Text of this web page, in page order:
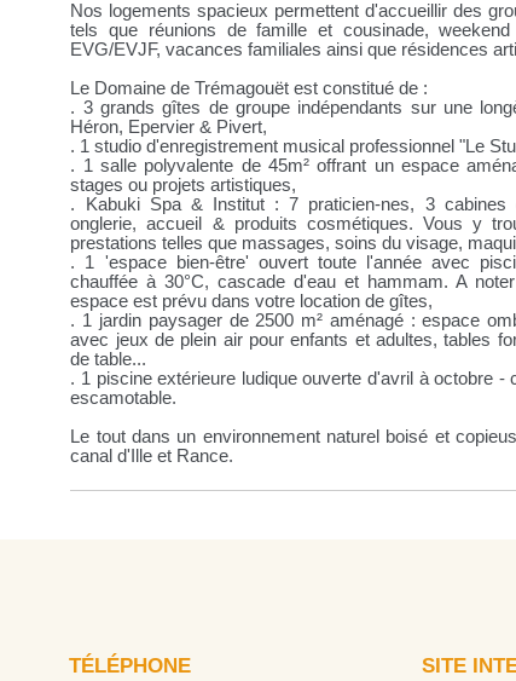
Nos logements spacieux permettent d'accueillir des
tels que réunions de famille et cousinade,
EVG/EVJF, vacances familiales ainsi que résidences
Le Domaine de Trémagouët est constitué de :
. 3 grands gîtes de groupe indépendants sur une
Héron, Epervier & Pivert,
. 1 studio d'enregistrement musical professionnel "Le
. 1 salle polyvalente de 45m² offrant un espace
stages ou projets artistiques,
. Kabuki Spa & Institut : 7 praticien-nes, 3 cabines
onglerie, accueil & produits cosmétiques. Vous y
prestations telles que massages, soins du visage,
. 1 'espace bien-être' ouvert toute l'année avec
chauffée à 30°C, cascade d'eau et hammam. A
espace est prévu dans votre location de gîtes,
. 1 jardin paysager de 2500 m² aménagé : espace
avec jeux de plein air pour enfants et adultes, tables
de table...
. 1 piscine extérieure ludique ouverte d'avril à octobre -
escamotable.
Le tout dans un environnement naturel boisé et
canal d'Ille et Rance.
TÉLÉPHONE SITE